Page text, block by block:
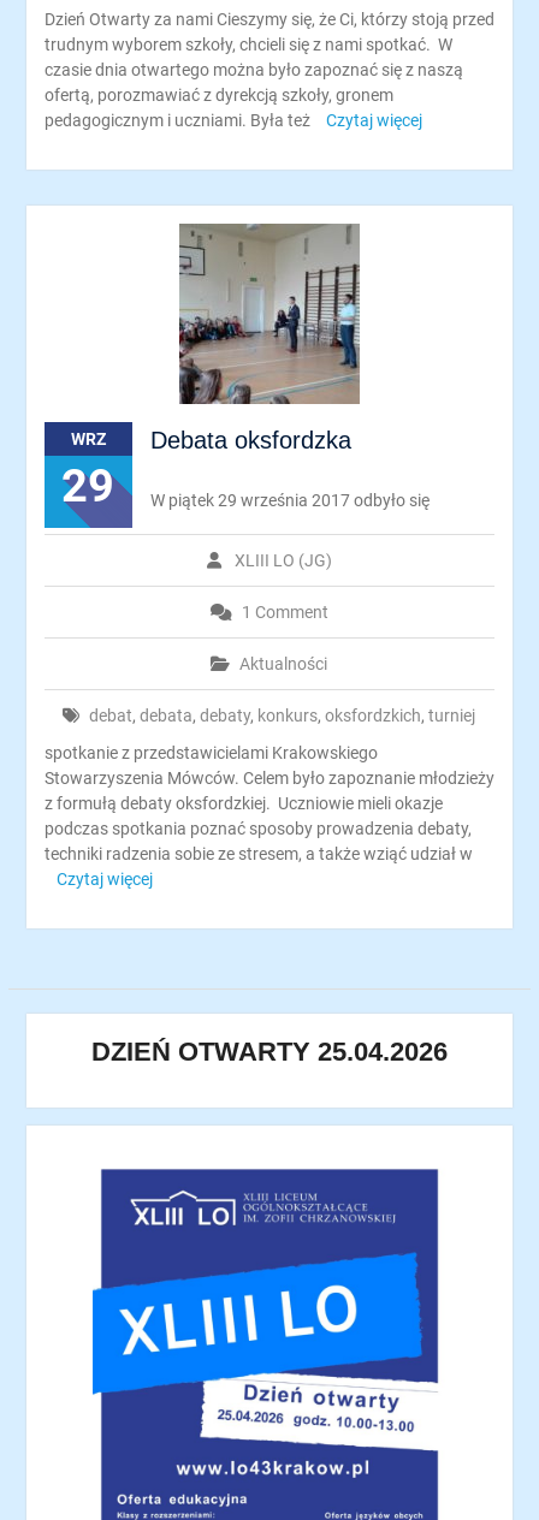
Dzień Otwarty za nami Cieszymy się, że Ci, którzy stoją przed
trudnym wyborem szkoły, chcieli się z nami spotkać. W
czasie dnia otwartego można było zapoznać się z naszą
ofertą, porozmawiać z dyrekcją szkoły, gronem
pedagogicznym i uczniami. Była też
Czytaj więcej
WRZ
29
Debata oksfordzka
XLIII LO (JG)
1 Comment
Aktualności
debat,debata,debaty, konkurs,oksfordzkich,turniej
W piątek 29 września 2017 odbyło się
spotkanie z przedstawicielami Krakowskiego
Stowarzyszenia Mówców. Celem było zapoznanie młodzieży
z formułą debaty oksfordzkiej. Uczniowie mieli okazje
podczas spotkania poznać sposoby prowadzenia debaty,
techniki radzenia sobie ze stresem, a także wziąć udział w
Czytaj więcej
DZIEŃ OTWARTY 25.04.2026